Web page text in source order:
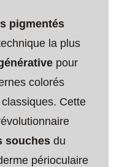
pigmentés
la plus
pour
colorés
Cette
souches du
périoculaire